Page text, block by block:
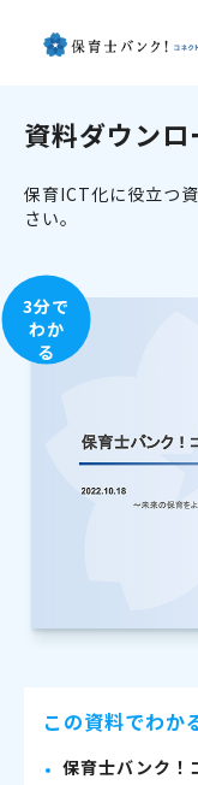
資料ダウンロ
保育ICT化に役立つ
さい。
3分で
わか
る
この資料でわか
保育士バンク！